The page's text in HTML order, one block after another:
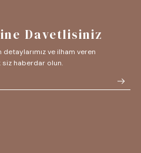
Davetlisiniz
ve ilham veren
haberdar olun.